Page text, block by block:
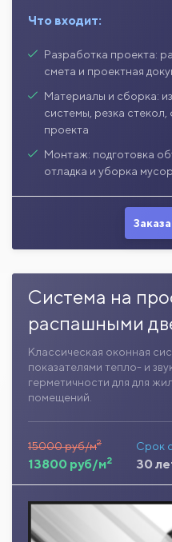
Что входит:
Разработка проекта:
смета и проектная
Материалы и сборка:
системы, резка
проекта
Монтаж: подготовка
отладка и уборка
Система на
распашными
Классическая оконная
показателями тепло- и
герметичности для для
помещений.
15000 руб/м2
13800 руб/м2
Срок
30